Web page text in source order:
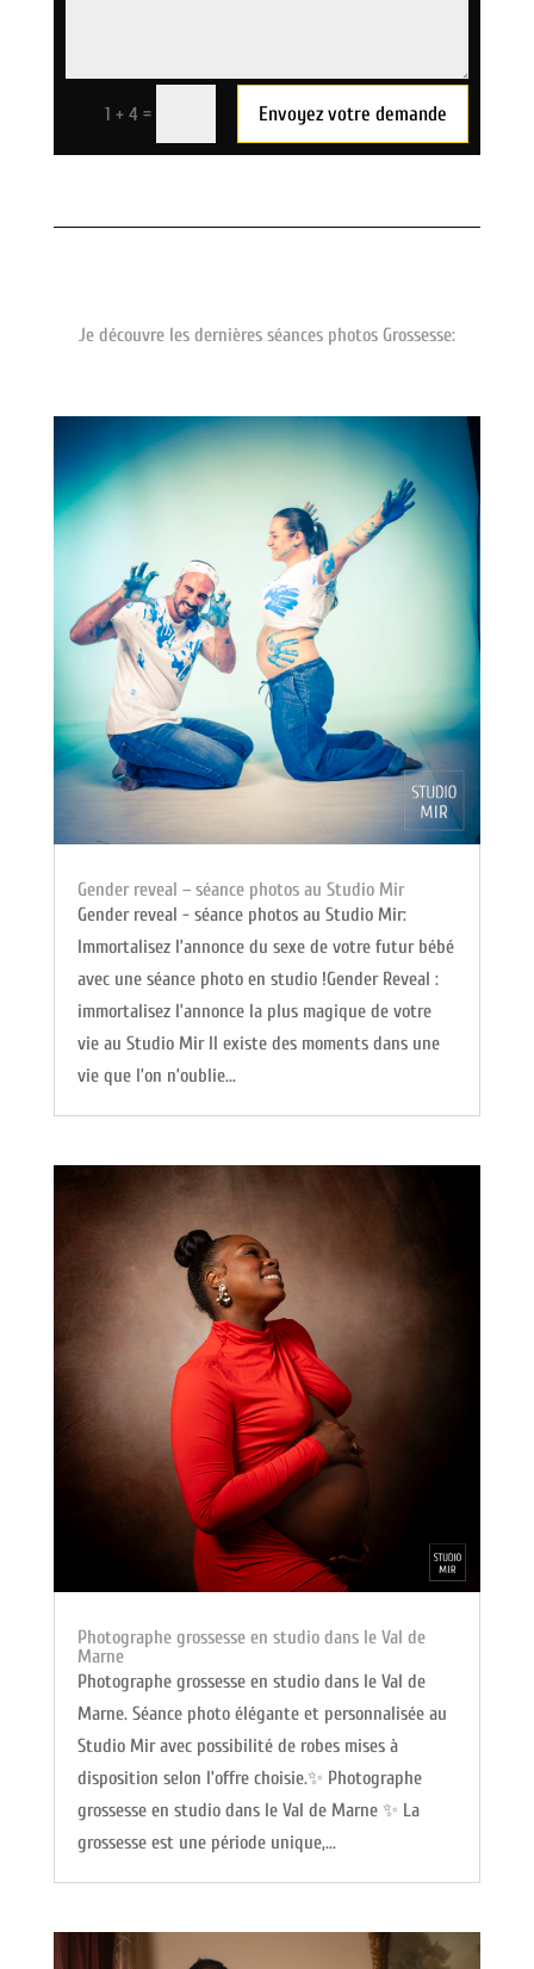
1 + 4 = Envoyez votre demande
Je découvre les dernières séances photos Grossesse:
Gender reveal – séance photos au Studio Mir
Gender reveal - séance photos au Studio Mir:
Immortalisez l’annonce du sexe de votre futur bébé
avec une séance photo en studio !Gender Reveal :
immortalisez l’annonce la plus magique de votre
vie au Studio Mir Il existe des moments dans une
vie que l’on n’oublie...
Photographe grossesse en studio dans le Val de
Marne
Photographe grossesse en studio dans le Val de
Marne. Séance photo élégante et personnalisée au
Studio Mir avec possibilité de robes mises à
disposition selon l’offre choisie.✨ Photographe
grossesse en studio dans le Val de Marne ✨ La
grossesse est une période unique,...